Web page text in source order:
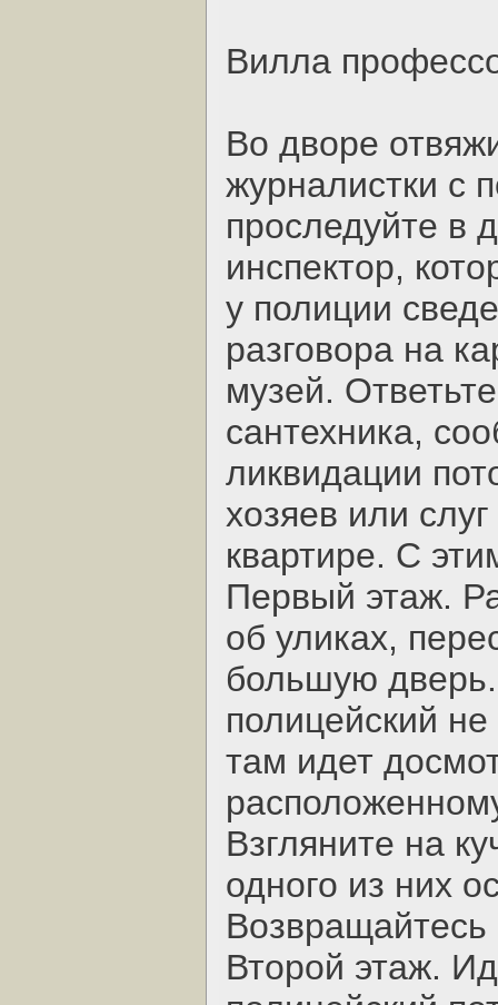
Вилла
Во дворе
журналистки с
проследуйте в
инспектор,
у полиции
разговора на
музей.
сантехника,
ликвидации
хозяев или
квартире. С
Первый этаж.
об уликах,
большую
полицейский не
там идет
Взгляните на
одного из них
Возвращайтесь
Второй этаж.